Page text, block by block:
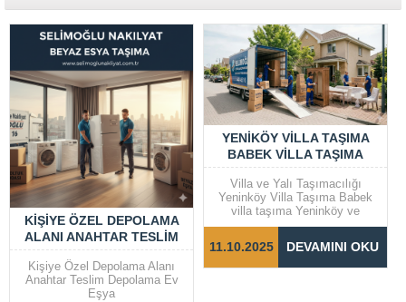
KIŞIYE ÖZEL DEPOLAMA
ALANI ANAHTAR TESLIM
DEPOLAMA EV EŞYA
Kişiye Özel Depolama Alanı
Anahtar Teslim Depolama Ev
Eşya
YENIKÖY VILLA TAŞIMA
BABEK VILLA TAŞIMA
Villa ve Yalı Taşımacılığı
Yeninköy Villa Taşıma Babek
villa taşıma Yeninköy ve
Bebek gibi prestijli semtlerde
taşıma işlemleri, dikkat ve
özen gerektiren bir süreçtir.
11.10.2025 DEVAMINI OKU